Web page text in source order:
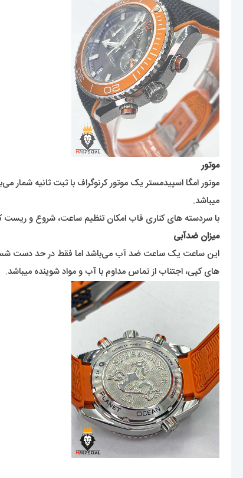
موتور
موتور امگا اسپیدمستر یک موتور کرنوگراف با ثبت ثانیه
میباشد.
با سردسته های کناری قاب امکان تنظیم ساعت، شروع و ریست
میزان ضدآبی
این ساعت یک ساعت ضد آب می‌باشد اما فقط در حد دست
های کپی، اجتناب از تماس مداوم با آب و مواد شوینده میباشد.